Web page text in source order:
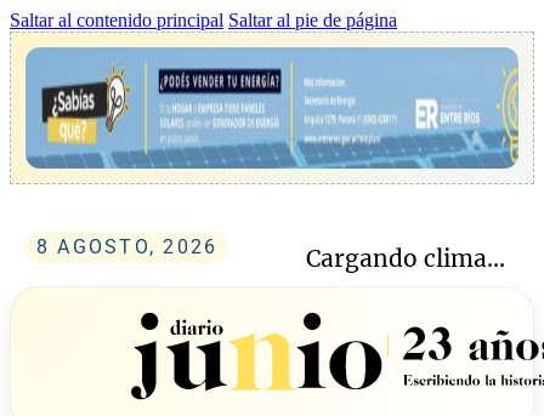
Saltar al contenido principal Saltar al pie de página
8 AGOSTO, 2026 Cargando clima...